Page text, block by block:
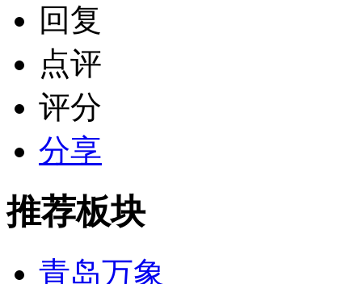
回复
点评
评分
分享
推荐板块
青岛万象